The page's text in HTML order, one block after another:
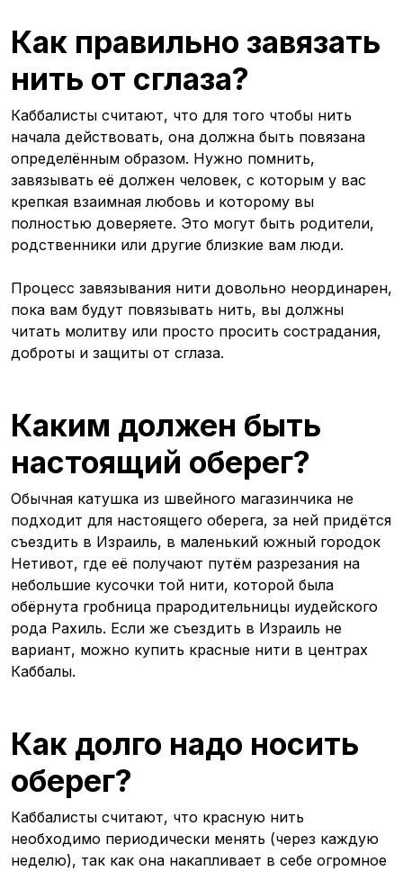
Как правильно завязать
нить от сглаза?
Каббалисты считают, что для того чтобы нить
начала действовать, она должна быть повязана
определённым образом. Нужно помнить,
завязывать её должен человек, с которым у вас
крепкая взаимная любовь и которому вы
полностью доверяете. Это могут быть родители,
родственники или другие близкие вам люди.
Процесс завязывания нити довольно неординарен,
пока вам будут повязывать нить, вы должны
читать молитву или просто просить сострадания,
доброты и защиты от сглаза.
Каким должен быть
настоящий оберег?
Обычная катушка из швейного магазинчика не
подходит для настоящего оберега, за ней придётся
съездить в Израиль, в маленький южный городок
Нетивот, где её получают путём разрезания на
небольшие кусочки той нити, которой была
обёрнута гробница прародительницы иудейского
рода Рахиль. Если же съездить в Израиль не
вариант, можно купить красные нити в центрах
Каббалы.
Как долго надо носить
оберег?
Каббалисты считают, что красную нить
необходимо периодически менять (через каждую
неделю), так как она накапливает в себе огромное